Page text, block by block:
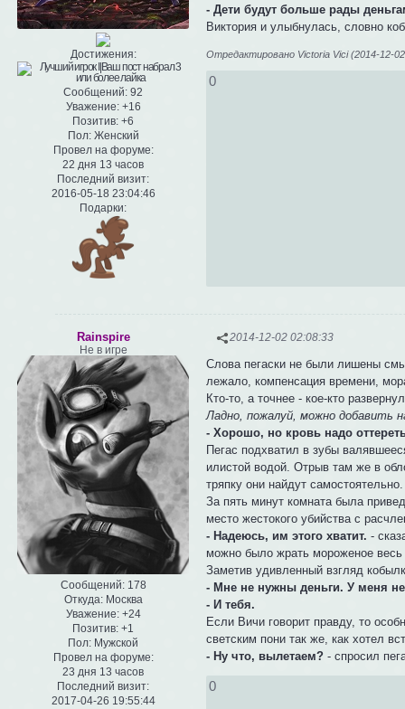
Достижения:
Сообщений: 92
Уважение: +16
Позитив: +6
Пол:Женский
Провел на форуме:
22 дня 13 часов
Последний визит:
2016-05-18 23:04:46
Подарки:
- Дети будут больше рады
Виктория и улыбнулась, словно
Отредактировано Victoria Vici (2014-12-
0
2014-12-02 02:08:33
Rainspire
Не в игре
Сообщений:178
Откуда:Москва
Уважение: +24
Позитив: +1
Пол: Мужской
Провел на форуме:
23 дня 13 часов
Последний визит:
2017-04-26 19:55:44
Слова пегаски не были лишены
лежало, компенсация времени,
Кто-то, а точнее - кое-кто
Ладно, пожалуй, можно добавить
- Хорошо, но кровь надо
Пегас подхватил в зубы
илистой водой. Отрыв там же в
тряпку они найдут самостоятельно.
За пять минут комната была
место жестокого убийства с
- Надеюсь, им этого хватит. -
можно было жрать мороженое весь
Заметив удивленный взгляд
- Мне не нужны деньги. У меня
- И тебя.
Если Вичи говорит правду, то
светским пони так же, как хотел
- Ну что, вылетаем? - спросил
0